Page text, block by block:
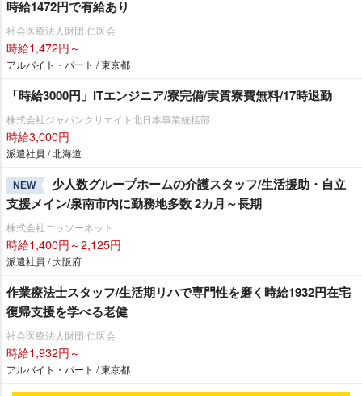
時給1472円で有給あり
社会医療法人財団 仁医会
時給1,472円～
アルバイト・パート / 東京都
「時給3000円」ITエンジニア/寮完備/実質寮費無料/17時退勤
株式会社ジャパンクリエイト北日本事業統括部
時給3,000円
派遣社員 / 北海道
NEW
少人数グループホームの介護スタッフ/生活援助・自立
支援メイン/泉南市内に勤務地多数 2カ月～長期
株式会社ニッソーネット
時給1,400円～2,125円
派遣社員 / 大阪府
作業療法士スタッフ/生活期リハで専門性を磨く時給1932円在宅
復帰支援を学べる老健
社会医療法人財団 仁医会
時給1,932円～
アルバイト・パート / 東京都